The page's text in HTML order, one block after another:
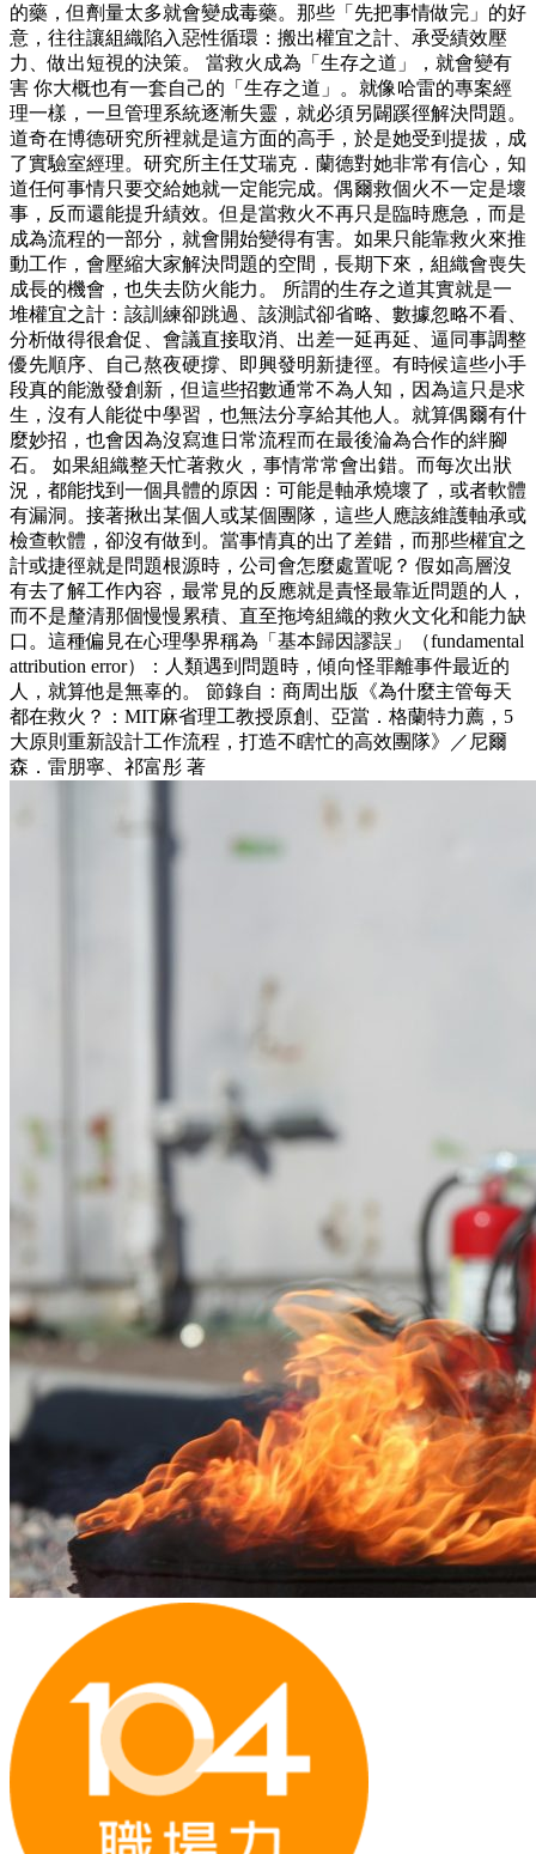
的藥，但劑量太多就會變成毒藥。那些「先把事情做完」的好
意，往往讓組織陷入惡性循環：搬出權宜之計、承受績效壓
力、做出短視的決策。 當救火成為「生存之道」，就會變有
害 你大概也有一套自己的「生存之道」。就像哈雷的專案經
理一樣，一旦管理系統逐漸失靈，就必須另闢蹊徑解決問題。
道奇在博德研究所裡就是這方面的高手，於是她受到提拔，成
了實驗室經理。研究所主任艾瑞克．蘭德對她非常有信心，知
道任何事情只要交給她就一定能完成。偶爾救個火不一定是壞
事，反而還能提升績效。但是當救火不再只是臨時應急，而是
成為流程的一部分，就會開始變得有害。如果只能靠救火來推
動工作，會壓縮大家解決問題的空間，長期下來，組織會喪失
成長的機會，也失去防火能力。 所謂的生存之道其實就是一
堆權宜之計：該訓練卻跳過、該測試卻省略、數據忽略不看、
分析做得很倉促、會議直接取消、出差一延再延、逼同事調整
優先順序、自己熬夜硬撐、即興發明新捷徑。有時候這些小手
段真的能激發創新，但這些招數通常不為人知，因為這只是求
生，沒有人能從中學習，也無法分享給其他人。就算偶爾有什
麼妙招，也會因為沒寫進日常流程而在最後淪為合作的絆腳
石。 如果組織整天忙著救火，事情常常會出錯。而每次出狀
況，都能找到一個具體的原因：可能是軸承燒壞了，或者軟體
有漏洞。接著揪出某個人或某個團隊，這些人應該維護軸承或
檢查軟體，卻沒有做到。當事情真的出了差錯，而那些權宜之
計或捷徑就是問題根源時，公司會怎麼處置呢？ 假如高層沒
有去了解工作內容，最常見的反應就是責怪最靠近問題的人，
而不是釐清那個慢慢累積、直至拖垮組織的救火文化和能力缺
口。這種偏見在心理學界稱為「基本歸因謬誤」（fundamental
attribution error）：人類遇到問題時，傾向怪罪離事件最近的
人，就算他是無辜的。 節錄自：商周出版《為什麼主管每天
都在救火？：MIT麻省理工教授原創、亞當．格蘭特力薦，5
大原則重新設計工作流程，打造不瞎忙的高效團隊》／尼爾
森．雷朋寧、祁富彤 著